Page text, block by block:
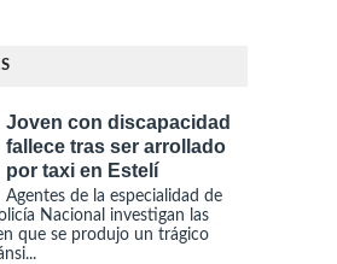
Joven con discapacidad
fallece tras ser arrollado
por taxi en Estelí
Agentes de la especialidad de
Nacional investigan las
que se produjo un trágico